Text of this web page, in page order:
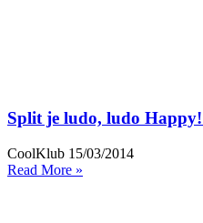
Split je ludo, ludo
CoolKlub 15/03/2014
Read More »